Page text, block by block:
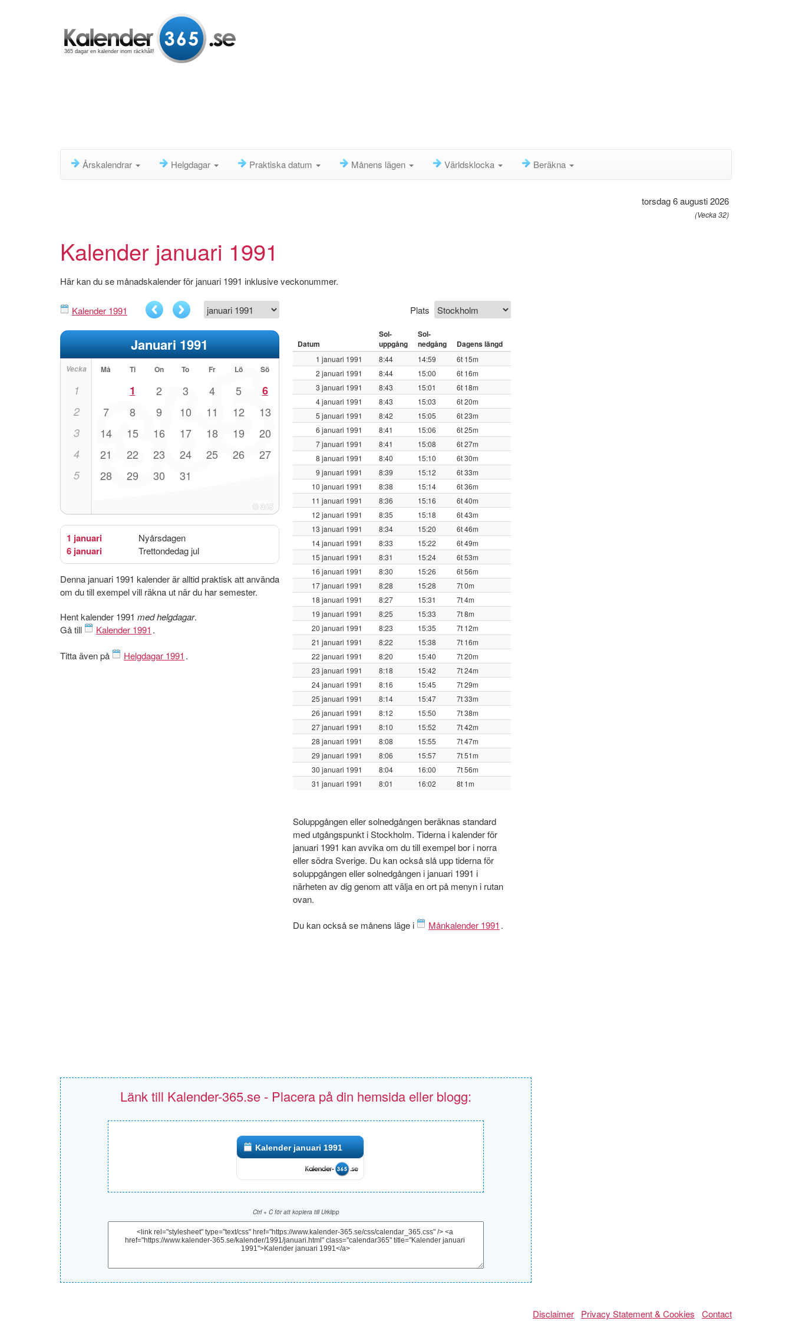
365 dagar en kalender inom räckhåll!
Årskalendrar Helgdagar Praktiska datum Månens lägen Världsklocka Beräkna
torsdag 6 augusti 2026
(Vecka 32)
Kalender januari 1991
Här kan du se månadskalender för januari 1991 inklusive veckonummer.
Kalender 1991
Januari 1991
Vecka Må Ti On To Fr Lö Sö
1 1 2 3 4 5 6
2 7 8 9 10 11 12 13
3 14 15 16 17 18 19 20
4 21 22 23 24 25 26 27
5 28 29 30 31
1 januari Nyårsdagen
6 januari Trettondedag jul
Denna januari 1991 kalender är alltid praktisk att använda
om du till exempel vill räkna ut när du har semester.
Hent kalender 1991 med helgdagar.
Gå till
Kalender 1991 .
Titta även på Helgdagar 1991 .
Plats
Datum
Sol-
uppgång
Sol-
nedgång
Dagens längd
1 januari 1991 8:44 14:59
6t 15m
2 januari 1991
8:44 15:00
6t 16m
3 januari 1991
8:43 15:01
6t 18m
4 januari 1991
8:43 15:03
6t 20m
5 januari 1991
8:42 15:05
6t 23m
6 januari 1991
8:41 15:06
6t 25m
7 januari 1991
8:41 15:08
6t 27m
8 januari 1991
8:40 15:10
6t 30m
9 januari 1991
8:39 15:12
6t 33m
10 januari 1991
8:38 15:14
6t 36m
11 januari 1991
8:36 15:16
6t 40m
12 januari 1991
8:35 15:18
6t 43m
13 januari 1991
8:34 15:20
6t 46m
14 januari 1991
8:33 15:22
6t 49m
15 januari 1991
8:31 15:24
6t 53m
16 januari 1991
8:30 15:26
6t 56m
17 januari 1991
8:28 15:28
7t 0m
18 januari 1991
8:27 15:31
7t 4m
19 januari 1991
8:25 15:33
7t 8m
20 januari 1991
8:23 15:35
7t 12m
21 januari 1991
8:22 15:38
7t 16m
22 januari 1991
8:20 15:40
7t 20m
23 januari 1991
8:18 15:42
7t 24m
24 januari 1991
8:16 15:45
7t 29m
25 januari 1991
8:14 15:47
7t 33m
26 januari 1991
8:12 15:50
7t 38m
27 januari 1991
8:10 15:52
7t 42m
28 januari 1991
8:08 15:55
7t 47m
29 januari 1991
8:06 15:57
7t 51m
30 januari 1991
8:04 16:00
7t 56m
31 januari 1991
8:01 16:02 8t 1m
Soluppgången eller solnedgången beräknas standard
med utgångspunkt i Stockholm. Tiderna i kalender för
januari 1991 kan avvika om du till exempel bor i norra
eller södra Sverige. Du kan också slå upp tiderna för
soluppgången eller solnedgången i januari 1991 i
närheten av dig genom att välja en ort på menyn i rutan
ovan.
Du kan också se månens läge i Månkalender 1991 .
Länk till Kalender-365.se - Placera på din hemsida eller blogg:
Kalender januari 1991
Ctrl + C för att kopiera till Urklipp
Disclaimer Privacy Statement & Cookies Contact